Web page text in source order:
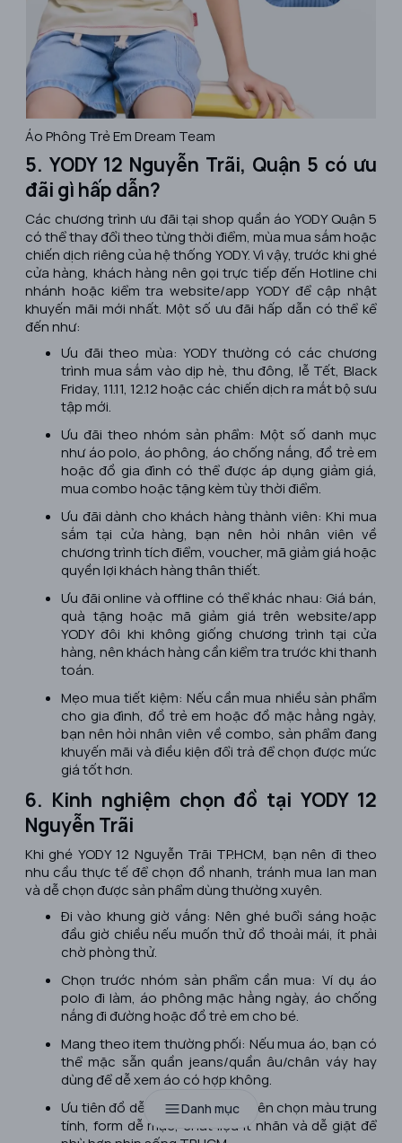
Danh mục
Áo Phông Trẻ Em Dream Team
5. YODY 12 Nguyễn Trãi, Quận 5 có ưu
đãi gì hấp dẫn?
Các chương trình ưu đãi tại shop quần áo YODY Quận 5
có thể thay đổi theo từng thời điểm, mùa mua sắm hoặc
chiến dịch riêng của hệ thống YODY. Vì vậy, trước khi ghé
cửa hàng, khách hàng nên gọi trực tiếp đến Hotline chi
nhánh hoặc kiểm tra website/app YODY để cập nhật
khuyến mãi mới nhất. Một số ưu đãi hấp dẫn có thể kể
đến như:
Ưu đãi theo mùa: YODY thường có các chương
trình mua sắm vào dịp hè, thu đông, lễ Tết, Black
Friday, 11.11, 12.12 hoặc các chiến dịch ra mắt bộ sưu
tập mới.
Ưu đãi theo nhóm sản phẩm: Một số danh mục
như áo polo, áo phông, áo chống nắng, đồ trẻ em
hoặc đồ gia đình có thể được áp dụng giảm giá,
mua combo hoặc tặng kèm tùy thời điểm.
Ưu đãi dành cho khách hàng thành viên: Khi mua
sắm tại cửa hàng, bạn nên hỏi nhân viên về
chương trình tích điểm, voucher, mã giảm giá hoặc
quyền lợi khách hàng thân thiết.
Ưu đãi online và offline có thể khác nhau: Giá bán,
quà tặng hoặc mã giảm giá trên website/app
YODY đôi khi không giống chương trình tại cửa
hàng, nên khách hàng cần kiểm tra trước khi thanh
toán.
Mẹo mua tiết kiệm: Nếu cần mua nhiều sản phẩm
cho gia đình, đồ trẻ em hoặc đồ mặc hằng ngày,
bạn nên hỏi nhân viên về combo, sản phẩm đang
khuyến mãi và điều kiện đổi trả để chọn được mức
giá tốt hơn.
6. Kinh nghiệm chọn đồ tại YODY 12
Nguyễn Trãi
Khi ghé YODY 12 Nguyễn Trãi TP.HCM, bạn nên đi theo
nhu cầu thực tế để chọn đồ nhanh, tránh mua lan man
và dễ chọn được sản phẩm dùng thường xuyên.
Đi vào khung giờ vắng: Nên ghé buổi sáng hoặc
đầu giờ chiều nếu muốn thử đồ thoải mái, ít phải
chờ phòng thử.
Chọn trước nhóm sản phẩm cần mua: Ví dụ áo
polo đi làm, áo phông mặc hằng ngày, áo chống
nắng đi đường hoặc đồ trẻ em cho bé.
Mang theo item thường phối: Nếu mua áo, bạn có
thể mặc sẵn quần jeans/quần âu/chân váy hay
dùng để dễ xem áo có hợp không.
Ưu tiên đồ dễ dùng nhiều lần: Nên chọn màu trung
tính, form dễ mặc, chất liệu ít nhăn và dễ giặt để